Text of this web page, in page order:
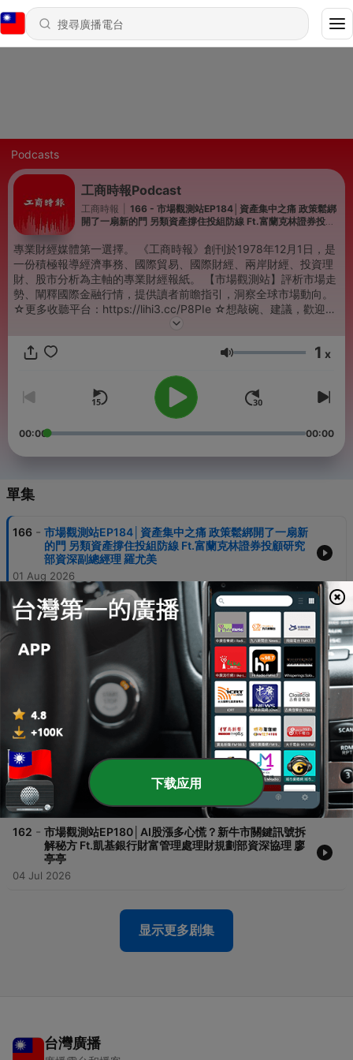
Podcasts
工商時報Podcast
工商時報
166 - 市場觀測站EP184│資產集中之痛 政策鬆綁
開了一扇新的門 另類資產撐住投組防線 Ft.富蘭克林證券投顧
專業財經媒體第一選擇。 《工商時報》創刊於1978年12月1日，是
一份積極報導經濟事務、國際貿易、國際財經、兩岸財經、投資理
財、股市分析為主軸的專業財經報紙。 【市場觀測站】評析市場走
勢、闡釋國際金融行情，提供讀者前瞻指引，洞察全球市場動向。
☆更多收聽平台：https://lihi3.cc/P8PIe ☆想敲碗、建議，歡迎來
信：cteepodcast@gmail.com ---- 讓您掌握先機，投資無往不利
https://pse.is/4uhbph ✔️追蹤工商時報FB：
https://line.me/ti/p/@ccf6523h -- Hosting provided by
SoundOn
音量 1 x
00:00 00:00
單集
166 - 市場觀測站EP184│資產集中之痛 政策鬆綁開了一扇新
的門 另類資產撐住投組防線 Ft.富蘭克林證券投顧研究
部資深副總經理 羅尤美
01 Aug 2026
165 - 市場觀測站EP183│油價牽動利率鐘擺 股債黃金外幣投
資邏輯轉向 Ft. 渣打銀行財富管理投資策略部主管 劉家
25 Jul 2026
市場觀測站EP182│科技股漲到失速 價高震盪股債洗牌
下半年四大變數升溫 Ft. 渣打銀行財富管理投資策略部
主管 劉家豪
18 Jul 2026
163
市場觀測站EP181│Fed政策「朦朧美」攪動股債匯 債
市補漲空間浮現 Ft.凱基銀行財富管理處理財規劃部資
深協理 廖亭亭
11 Jul 2026
162 - 市場觀測站EP180│AI股漲多心慌？新牛市關鍵訊號拆
解秘方 Ft.凱基銀行財富管理處理財規劃部資深協理 廖
亭亭
04 Jul 2026
显示更多剧集
台灣廣播
下载应用